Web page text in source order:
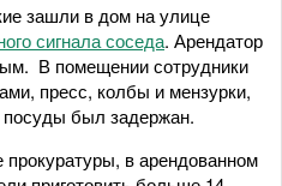
зашли в дом на улице
сигнала соседа. Арендатор
В помещении сотрудники
пресс, колбы и мензурки,
посуды был задержан.
в арендованном